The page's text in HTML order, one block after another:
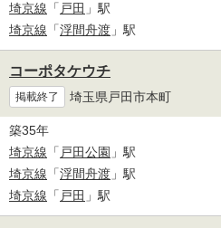
埼京線 「 戸田 」駅
埼京線 「浮間舟渡 」駅
コーポタケウチ
掲載終了 埼玉県戸田市本町
築35年
埼京線 「 戸田公園 」駅
埼京線 「浮間舟渡 」駅
埼京線 「 戸田 」駅